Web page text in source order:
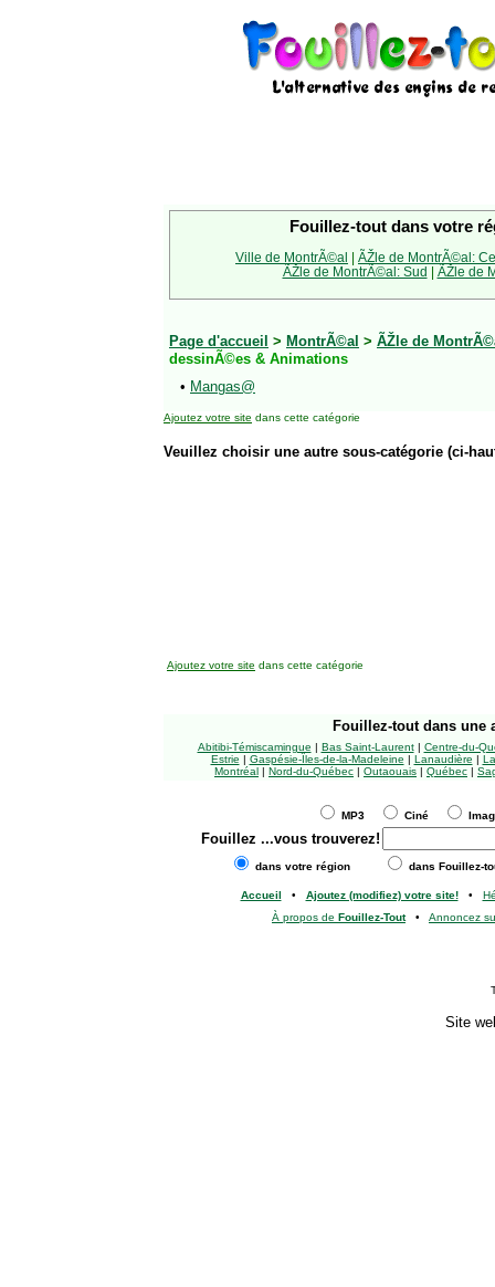
Fouillez-tout dans votre
Ville de MontrÃ©al | ÃŽle de MontrÃ©al:
ÃŽle de MontrÃ©al: Sud | ÃŽle de
Page d'accueil > MontrÃ©al > ÃŽle de
dessinÃ©es & Animations
• Mangas@
Ajoutez votre site dans cette catégorie
Veuillez choisir une autre sous-catégorie (ci-
Ajoutez votre site dans cette catégorie
Fouillez-tout dans une
Abitibi-Témiscamingue | Bas Saint-Laurent| Centre-du-
Estrie | Gaspésie-Îles-de-la-Madeleine | Lanaudière |
Montréal | Nord-du-Québec | Outaouais | Québec |
MP3 Ciné
Fouillez ...vous trouverez!
dans votre région dans Fouillez-
Accueil • Ajoutez (modifiez) votre site!•
À propos de Fouillez-Tout• Annoncez
Site